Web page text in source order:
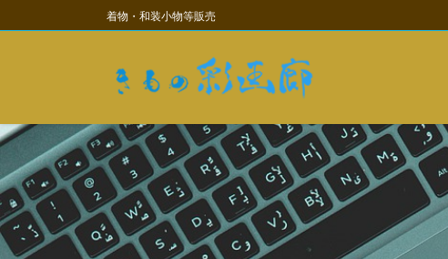
ン
に
移
ビ
ョ
ン
移
動
着物・和装小物等販売